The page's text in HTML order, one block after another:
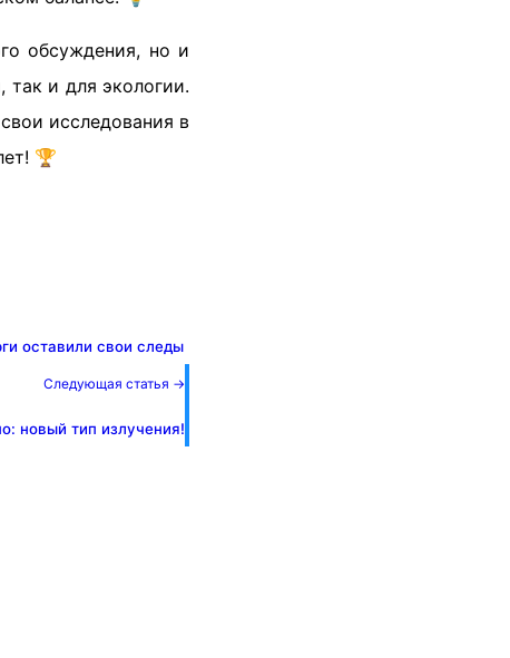
обсуждения, но и
так и для экологии.
исследования в
🏆
оставили свои следы
Следующая статья →
новый тип излучения!